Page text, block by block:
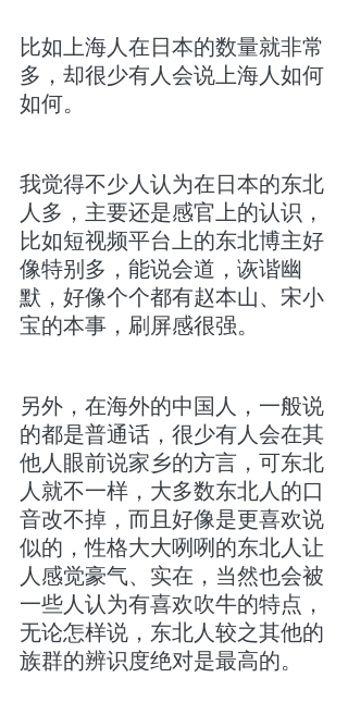
比如上海人在日本的数量就非常
多，却很少有人会说上海人如何
如何。
我觉得不少人认为在日本的东北
人多，主要还是感官上的认识，
比如短视频平台上的东北博主好
像特别多，能说会道，诙谐幽
默，好像个个都有赵本山、宋小
宝的本事，刷屏感很强。
另外，在海外的中国人，一般说
的都是普通话，很少有人会在其
他人眼前说家乡的方言，可东北
人就不一样，大多数东北人的口
音改不掉，而且好像是更喜欢说
似的，性格大大咧咧的东北人让
人感觉豪气、实在，当然也会被
一些人认为有喜欢吹牛的特点，
无论怎样说，东北人较之其他的
族群的辨识度绝对是最高的。